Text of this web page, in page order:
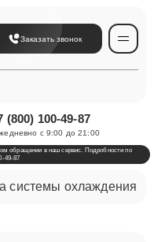
Заказать звонок
(800) 100-49-87
с 9:00 до 21:00
обращении в наш сервис. Подробности по
49-87
системы охлаждения